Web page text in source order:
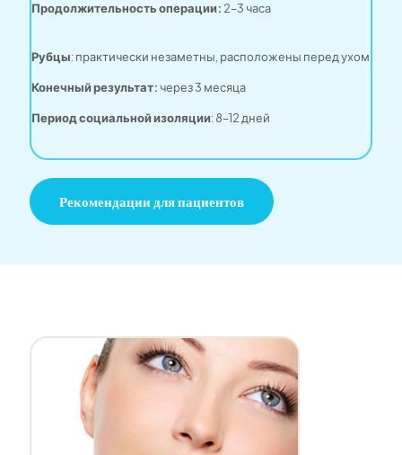
Продолжительность операции: 2–3 часа
Рубцы: практически незаметны, расположены перед ухом
Конечный результат: через 3 месяца
Период социальной изоляции: 8–12 дней
Рекомендации для пациентов